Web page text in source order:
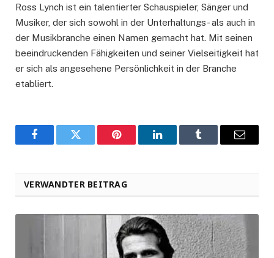
Ross Lynch ist ein talentierter Schauspieler, Sänger und
Musiker, der sich sowohl in der Unterhaltungs- als auch in
der Musikbranche einen Namen gemacht hat. Mit seinen
beeindruckenden Fähigkeiten und seiner Vielseitigkeit hat
er sich als angesehene Persönlichkeit in der Branche
etabliert.
FacebookTwitter Pinterest LinkedInTumblr Email
VERWANDTER BEITRAG